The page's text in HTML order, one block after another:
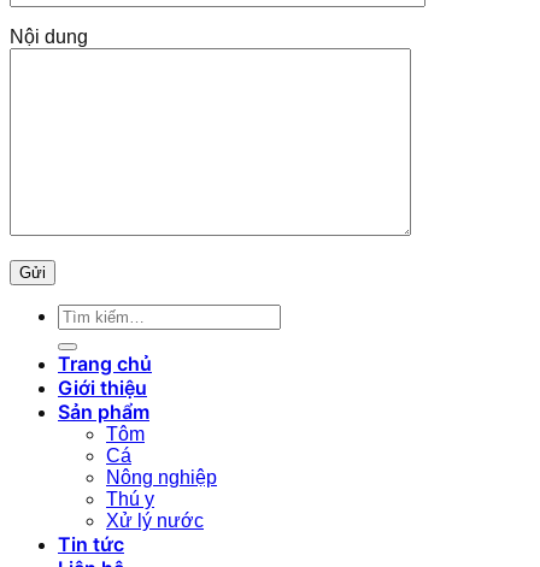
Nội dung
Tìm
kiếm:
Trang chủ
Giới thiệu
Sản phẩm
Tôm
Cá
Nông nghiệp
Thú y
Xử lý nước
Tin tức